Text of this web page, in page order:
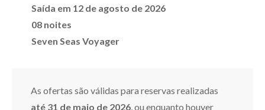
Saída em 12 de agosto de 2026
08 noites
Seven Seas Voyager
As ofertas são válidas para reservas realizadas
até 31 de maio de 2026, ou enquanto houver